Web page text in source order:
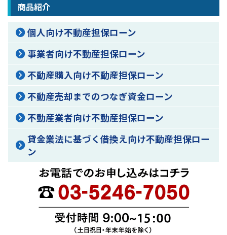
商品紹介
個人向け不動産担保ローン
事業者向け不動産担保ローン
不動産購入向け不動産担保ローン
不動産売却までのつなぎ資金ローン
不動産業者向け不動産担保ローン
貸金業法に基づく借換え向け不動産担保ロー
ン